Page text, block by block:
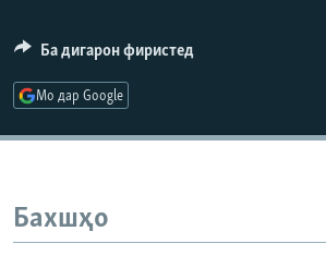
Ба дигарон фиристед
Мо дар Google
Бахшҳо